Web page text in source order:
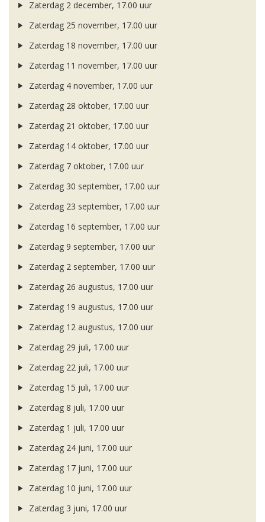
Zaterdag 2 december, 17.00 uur
Zaterdag 25 november, 17.00 uur
Zaterdag 18 november, 17.00 uur
Zaterdag 11 november, 17.00 uur
Zaterdag 4 november, 17.00 uur
Zaterdag 28 oktober, 17.00 uur
Zaterdag 21 oktober, 17.00 uur
Zaterdag 14 oktober, 17.00 uur
Zaterdag 7 oktober, 17.00 uur
Zaterdag 30 september, 17.00 uur
Zaterdag 23 september, 17.00 uur
Zaterdag 16 september, 17.00 uur
Zaterdag 9 september, 17.00 uur
Zaterdag 2 september, 17.00 uur
Zaterdag 26 augustus, 17.00 uur
Zaterdag 19 augustus, 17.00 uur
Zaterdag 12 augustus, 17.00 uur
Zaterdag 29 juli, 17.00 uur
Zaterdag 22 juli, 17.00 uur
Zaterdag 15 juli, 17.00 uur
Zaterdag 8 juli, 17.00 uur
Zaterdag 1 juli, 17.00 uur
Zaterdag 24 juni, 17.00 uur
Zaterdag 17 juni, 17.00 uur
Zaterdag 10 juni, 17.00 uur
Zaterdag 3 juni, 17.00 uur